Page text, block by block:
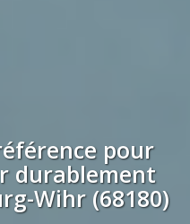
pour
durablement
Wihr (68180)